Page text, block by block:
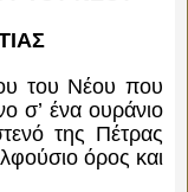
του Νέου που
σ’ ένα ουράνιο
της Πέτρας
όρος και